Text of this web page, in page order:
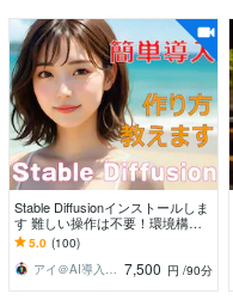
Stable Diffusionインストールしま
す 難しい操作は不要！環境構
築〜画像生成を徹底サポート
5.0 (100)
アイ＠AI導入サポート 7,500 円 /90分